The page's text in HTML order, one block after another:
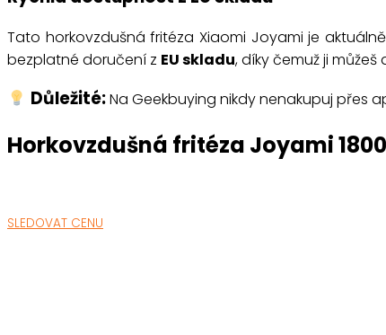
Tato horkovzdušná fritéza Xiaomi Joyami je
bezplatné doručení z EU skladu, díky čemuž ji
Důležité:Na Geekbuying nikdy nenakupuj přes
Horkovzdušná fritéza Joyami
SLEDOVAT CENU